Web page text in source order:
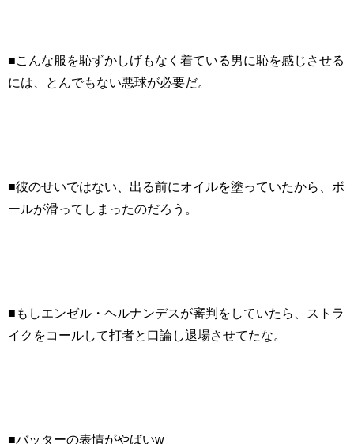
■こんな服を恥ずかしげもなく着ている男に恥を感じさせる
には、とんでもない悪球が必要だ。
■彼のせいではない、出る前にオイルを塗っていたから、ボ
ールが滑ってしまったのだろう。
■もしエンゼル・ヘルナンデスが審判をしていたら、ストラ
イクをコールして打者と口論し退場させてたな。
■バッターの表情がやばいw